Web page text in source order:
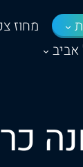
מחוז